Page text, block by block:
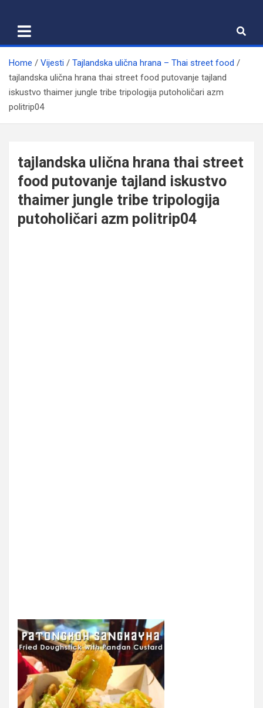
content
Home Vijesti
Tajlandska ulična hrana – Thai street food
tajlandska ulična hrana thai street food putovanje tajland
iskustvo thaimer jungle tribe tripologija putoholičari azm
politrip04
tajlandska ulična hrana thai street
food putovanje tajland iskustvo
thaimer jungle tribe tripologija
putoholičari azm politrip04